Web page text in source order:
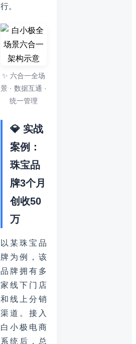
行。
✨ 六合一全场
景 · 数据互通 ·
统一管理
💎 实战
案例：
珠宝品
牌3个月
创收50
万
以某珠宝品
牌为例，该
品牌拥有多
家线下门店
和线上分销
渠道。接入
白小极电商
系统后，总